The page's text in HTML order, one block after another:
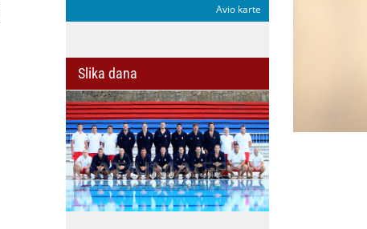
Avio karte
Slika dana